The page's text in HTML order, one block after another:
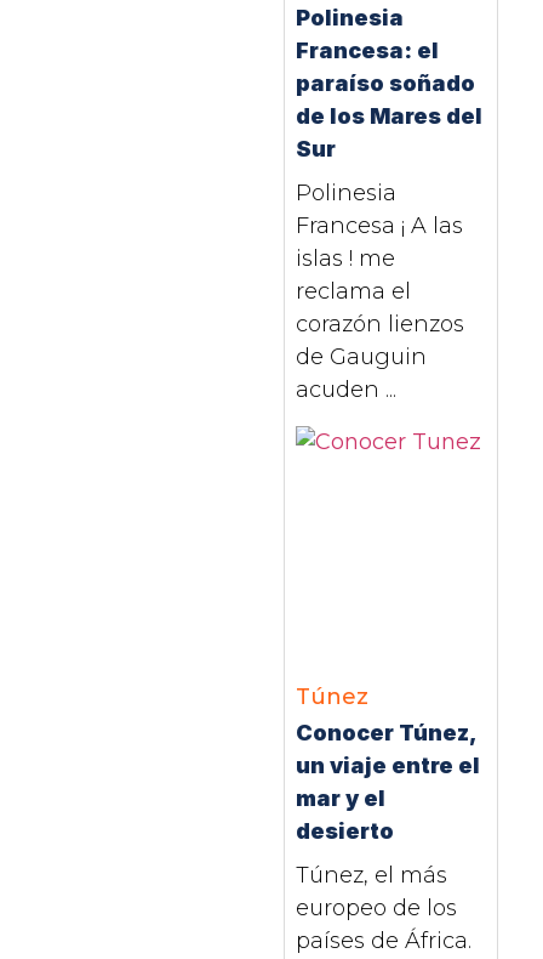
Polinesia
Francesa: el
paraíso soñado
de los Mares del
Sur
Polinesia
Francesa ¡ A las
islas ! me
reclama el
corazón lienzos
de Gauguin
acuden ...
Túnez
Conocer Túnez,
un viaje entre el
mar y el
desierto
Túnez, el más
europeo de los
países de África.